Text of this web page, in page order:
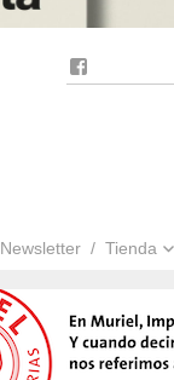
Newsletter Tienda